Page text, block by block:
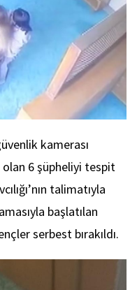
kamerası
olan 6 şüpheliyi tespit
talimatıyla
başlatılan
serbest bırakıldı.